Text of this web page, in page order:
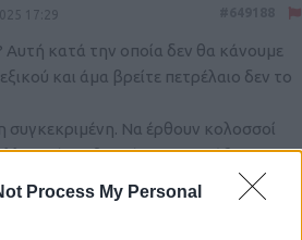
Process My Personal
17:29
Αυτή κατά την οποία δεν θα κάνουμε
και άμα βρείτε πετρέλαιο δεν το
συγκεκριμένη. Να έρθουν κολοσσοί
κυβερνήσεις να πράξουν τα
πολεμούν με όποιο πρόσφορο τρόπο